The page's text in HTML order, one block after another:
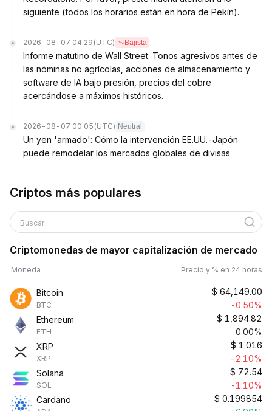
siguiente (todos los horarios están en hora de Pekín).
2026-08-07 04:29 (UTC) Bajista
Informe matutino de Wall Street: Tonos agresivos antes de
las nóminas no agrícolas, acciones de almacenamiento y
software de IA bajo presión, precios del cobre
acercándose a máximos históricos.
2026-08-07 00:05 (UTC) Neutral
Un yen 'armado': Cómo la intervención EE.UU.-Japón
puede remodelar los mercados globales de divisas
Criptos más populares
Buscar
Criptomonedas de mayor capitalización de mercado
Moneda Precio y % en 24 horas
Bitcoin
BTC
$ 64,149.00
-0.50%
Ethereum
ETH
$ 1,894.82
0.00%
XRP
XRP
$ 1.016
-2.10%
Solana
SOL
$ 72.54
-1.10%
Cardano
$ 0.199854